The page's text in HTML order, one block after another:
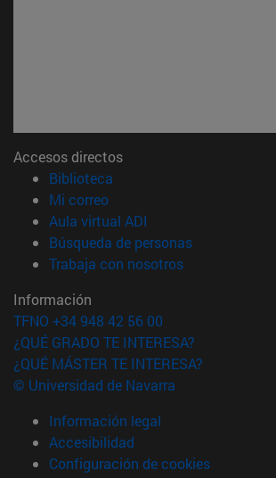
Accesos directos
Biblioteca
Mi correo(abre en nueva ventana)
Aula virtual ADI
Búsqueda de personas(abre en
Trabaja con nosotros(abre en
Información
TFNO +34 948 42 56 00
¿QUÉ GRADO TE INTERESA?
¿QUÉ MÁSTER TE INTERESA?
© Universidad de Navarra
Información legal
Accesibilidad
Configuración de cookies